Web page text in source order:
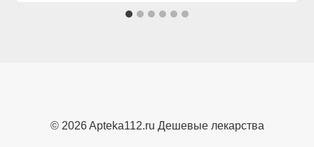
© 2026 Apteka112.ru Дешевые лекарства